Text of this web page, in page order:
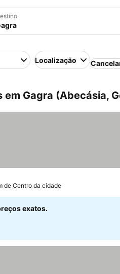
Localização
em Gagra (Abecásia,
de Centro da cidade
exatos.